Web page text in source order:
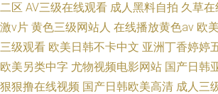
二区 AV三级在线观看 成人黑料自拍 久草
激v片 黄色三级网站人 在线播放黄色av 欧
三级观看 欧美日韩不卡中文 亚洲丁香婷婷
欧美另类中字 尤物视频电影网站 国产日韩
狠狠撸在线视频 国产日韩欧美高清 成人三